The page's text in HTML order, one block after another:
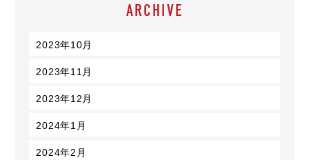
ARCHIVE
2023年10月
2023年11月
2023年12月
2024年1月
2024年2月